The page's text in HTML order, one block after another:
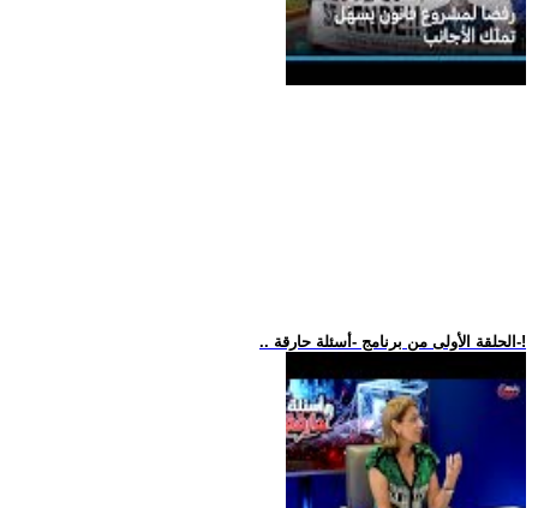
.. الحلقة الأولى من برنامج -أسئلة حارقة-!